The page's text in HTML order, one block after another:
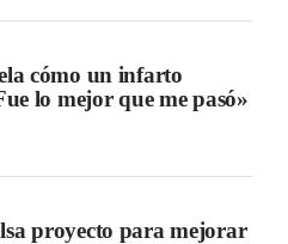
cómo un infarto
lo mejor que me pasó»
proyecto para mejorar